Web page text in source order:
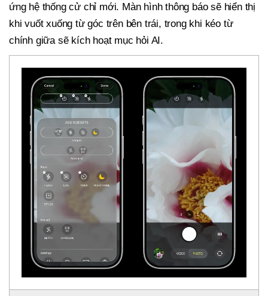
ứng hệ thống cử chỉ mới. Màn hình thông báo sẽ hiển thị
khi vuốt xuống từ góc trên bên trái, trong khi kéo từ
chính giữa sẽ kích hoạt mục hỏi AI.